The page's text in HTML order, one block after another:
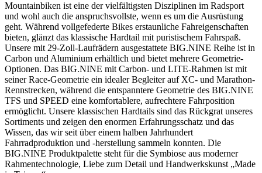
Mountainbiken ist eine der vielfältigsten Disziplinen im Radsport
und wohl auch die anspruchsvollste, wenn es um die Ausrüstung
geht. Während vollgefederte Bikes erstaunliche Fahreigenschaften
bieten, glänzt das klassische Hardtail mit puristischem Fahrspaß.
Unsere mit 29-Zoll-Laufrädern ausgestattete BIG.NINE Reihe ist in
Carbon und Aluminium erhältlich und bietet mehrere Geometrie-
Optionen. Das BIG.NINE mit Carbon- und LITE-Rahmen ist mit
seiner Race-Geometrie ein idealer Begleiter auf XC- und Marathon-
Rennstrecken, während die entspanntere Geometrie des BIG.NINE
TFS und SPEED eine komfortablere, aufrechtere Fahrposition
ermöglicht. Unsere klassischen Hardtails sind das Rückgrat unseres
Sortiments und zeigen den enormen Erfahrungsschatz und das
Wissen, das wir seit über einem halben Jahrhundert
Fahrradproduktion und -herstellung sammeln konnten. Die
BIG.NINE Produktpalette steht für die Symbiose aus moderner
Rahmentechnologie, Liebe zum Detail und Handwerkskunst „Made